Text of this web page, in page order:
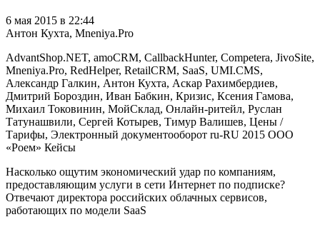
6 мая 2015 в 22:44
Антон Кухта, Mneniya.Pro
AdvantShop.NET, amoCRM, CallbackHunter, Competera, JivoSite,
Mneniya.Pro, RedHelper, RetailCRM, SaaS, UMI.CMS,
Александр Галкин, Антон Кухта, Аскар Рахимбердиев,
Дмитрий Бороздин, Иван Бабкин, Кризис, Ксения Гамова,
Михаил Токовинин, МойСклад, Онлайн-ритейл, Руслан
Татунашвили, Сергей Котырев, Тимур Валишев, Цены /
Тарифы, Электронный документооборот ru-RU 2015 ООО
«Роем» Кейсы
Насколько ощутим экономический удар по компаниям,
предоставляющим услуги в сети Интернет по подписке?
Отвечают директора российских облачных сервисов,
работающих по модели SaaS